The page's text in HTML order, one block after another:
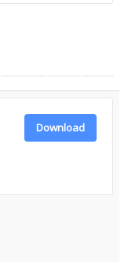
Download